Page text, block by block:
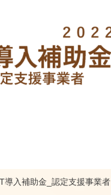
導入補助金_認定支援事業者